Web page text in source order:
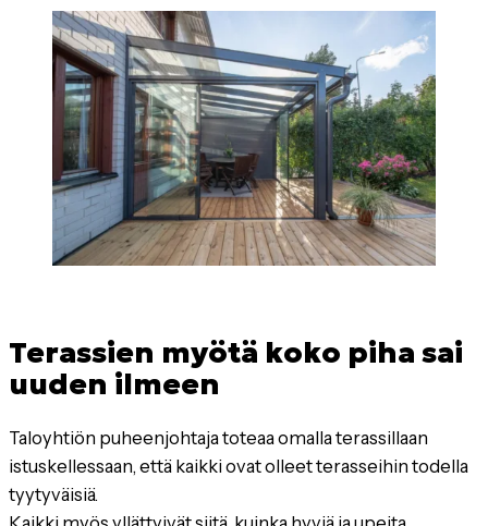
Terassien myötä koko piha sai
uuden ilmeen
Taloyhtiön puheenjohtaja toteaa omalla terassillaan
istuskellessaan, että kaikki ovat olleet terasseihin todella
tyytyväisiä.